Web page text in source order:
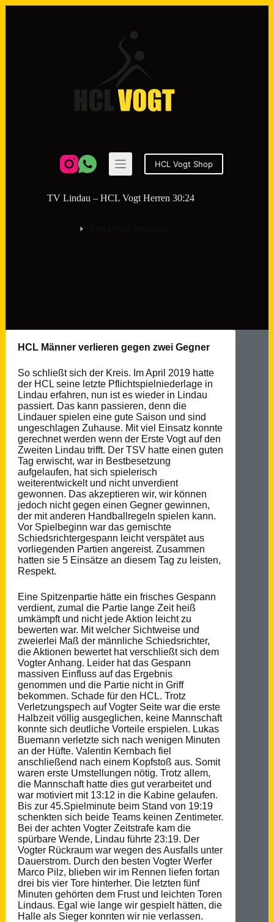
HCL Vogt Shop
TV Lindau – HCL Vogt Herren 30:24
HCL Männer verlieren gegen zwei Gegner
So schließt sich der Kreis. Im April 2019 hatte
der HCL seine letzte Pflichtspielniederlage in
Lindau erfahren, nun ist es wieder in Lindau
passiert. Das kann passieren, denn die
Lindauer spielen eine gute Saison und sind
ungeschlagen Zuhause. Mit viel Einsatz konnte
gerechnet werden wenn der Erste Vogt auf den
Zweiten Lindau trifft. Der TSV hatte einen guten
Tag erwischt, war in Bestbesetzung
aufgelaufen, hat sich spielerisch
weiterentwickelt und nicht unverdient
gewonnen. Das akzeptieren wir, wir können
jedoch nicht gegen einen Gegner gewinnen,
der mit anderen Handballregeln spielen kann.
Vor Spielbeginn war das gemischte
Schiedsrichtergespann leicht verspätet aus
vorliegenden Partien angereist. Zusammen
hatten sie 5 Einsätze an diesem Tag zu leisten,
Respekt.
Eine Spitzenpartie hätte ein frisches Gespann
verdient, zumal die Partie lange Zeit heiß
umkämpft und nicht jede Aktion leicht zu
bewerten war. Mit welcher Sichtweise und
zweierlei Maß der männliche Schiedsrichter,
die Aktionen bewertet hat verschließt sich dem
Vogter Anhang. Leider hat das Gespann
massiven Einfluss auf das Ergebnis
genommen und die Partie nicht in Griff
bekommen. Schade für den HCL. Trotz
Verletzungspech auf Vogter Seite war die erste
Halbzeit völlig ausgeglichen, keine Mannschaft
konnte sich deutliche Vorteile erspielen. Lukas
Buemann verletzte sich nach wenigen Minuten
an der Hüfte. Valentin Kernbach fiel
anschließend nach einem Kopfstoß aus. Somit
waren erste Umstellungen nötig. Trotz allem,
die Mannschaft hatte dies gut verarbeitet und
war motiviert mit 13:12 in die Kabine gelaufen.
Bis zur 45.Spielminute beim Stand von 19:19
schenkten sich beide Teams keinen Zentimeter.
Bei der achten Vogter Zeitstrafe kam die
spürbare Wende, Lindau führte 23:19. Der
Vogter Rückraum war wegen des Ausfalls unter
Dauerstrom. Durch den besten Vogter Werfer
Marco Pilz, blieben wir im Rennen liefen fortan
drei bis vier Tore hinterher. Die letzten fünf
Minuten gehörten dem Frust und leichten Toren
Lindaus. Egal wie lange wir gespielt hätten, die
Halle als Sieger konnten wir nie verlassen.